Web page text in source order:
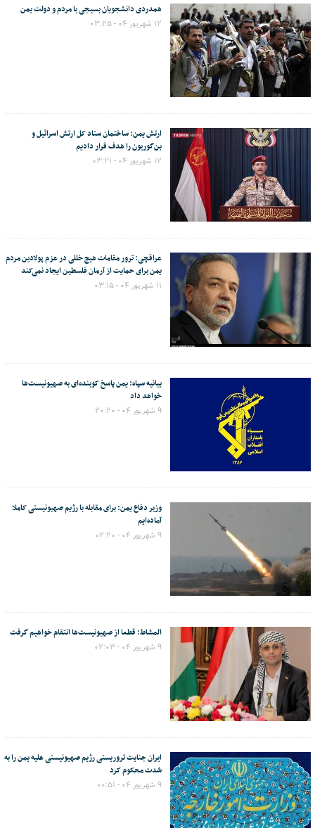
همدردی دانشجویان بسیجی با مردم و دولت یمن
۱۲ شهریور ۰۴ - ۰۳:۲۵
ارتش یمن: ساختمان ستاد کل ارتش اسرائیل و
بن‌گوریون را هدف قرار دادیم
۱۲ شهریور ۰۴ - ۰۳:۲۱
عراقچی: ترور مقامات هیچ خللی در عزم پولادین مردم
یمن برای حمایت از آرمان فلسطین ایجاد نمی‌کند
۱۱ شهریور ۰۴ - ۰۳:۱۵
بیانیه سپاه: یمن پاسخ کوبنده‌ای به صهیونیست‌ها
خواهد داد
۹ شهریور ۰۴ - ۲۰:۲۰
وزیر دفاع یمن: برای مقابله با رژیم صهیونیستی کاملا
آماده‌ایم
۹ شهریور ۰۴ - ۰۲:۲۰
المشاط: قطعا از صهیونیست‌ها انتقام خواهیم گرفت
۹ شهریور ۰۴ - ۰۲:۰۳
ایران جنایت تروریستی رژیم صهیونیستی علیه یمن را به
شدت محکوم کرد
۹ شهریور ۰۴ - ۰۰:۵۱